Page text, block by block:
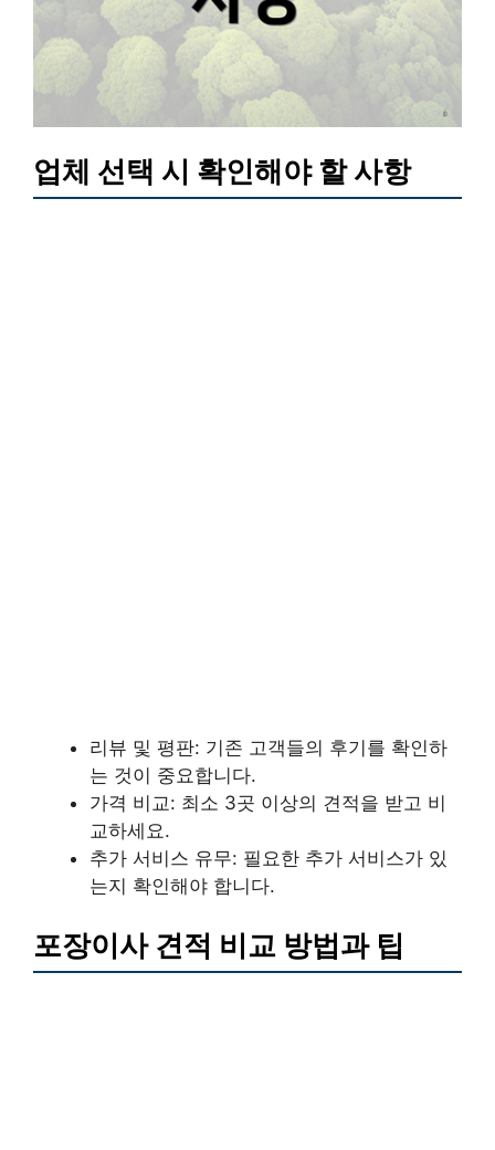
업체 선택 시 확인해야 할 사항
리뷰 및 평판: 기존 고객들의 후기를 확인하
는 것이 중요합니다.
가격 비교: 최소 3곳 이상의 견적을 받고 비
교하세요.
추가 서비스 유무: 필요한 추가 서비스가 있
는지 확인해야 합니다.
포장이사 견적 비교 방법과 팁